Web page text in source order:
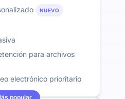
NUEVO
para archivos
electrónico prioritario
popular